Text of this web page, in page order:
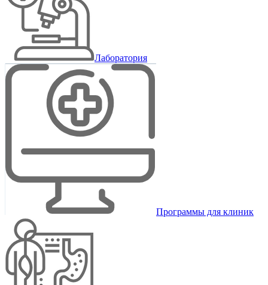
Лаборатория
Программы для клиник